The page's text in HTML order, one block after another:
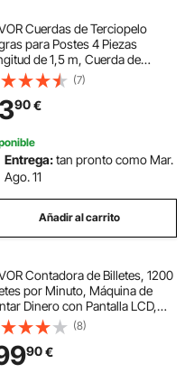
Cuerdas de Terciopelo
para Postes 4 Piezas
de 1,5 m, Cuerda de
con Ganchos Dorados para
de Multitudes, Barrera
para Eventos, Cines,
Fiestas
(7)
90€
Entrega:tan pronto como Mar.
Ago. 11
Añadir al carrito
Contadora de Billetes, 1200
por Minuto, Máquina de
Dinero con Pantalla LCD,
de Falsos, Función de
Denominación Mixta,
Tiendas Bancos Restaurantes
(8)
90€